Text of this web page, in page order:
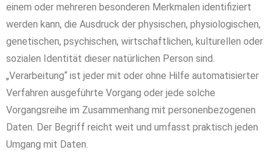
einem oder mehreren besonderen Merkmalen identifiziert
werden kann, die Ausdruck der physischen, physiologischen,
genetischen, psychischen, wirtschaftlichen, kulturellen oder
sozialen Identität dieser natürlichen Person sind.
„Verarbeitung“ ist jeder mit oder ohne Hilfe automatisierter
Verfahren ausgeführte Vorgang oder jede solche
Vorgangsreihe im Zusammenhang mit personenbezogenen
Daten. Der Begriff reicht weit und umfasst praktisch jeden
Umgang mit Daten.